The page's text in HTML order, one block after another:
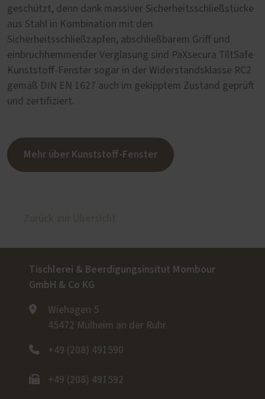
geschützt, denn dank massiver Sicherheitsschließstücke
aus Stahl in Kombination mit den
Sicherheitsschließzapfen, abschließbarem Griff und
einbruchhemmender Verglasung sind PaXsecura TiltSafe
Kunststoff-Fenster sogar in der Widerstandsklasse RC2
gemäß DIN EN 1627 auch im gekipptem Zustand geprüft
und zertifiziert.
Mehr über Kunststoff-Fenster
Tischlerei & Beerdigungsinsitut Mombour
GmbH & Co KG
Wiehagen 5
45472 Mülheim an der Ruhr
+49 (208) 491590
+49 (208) 491592